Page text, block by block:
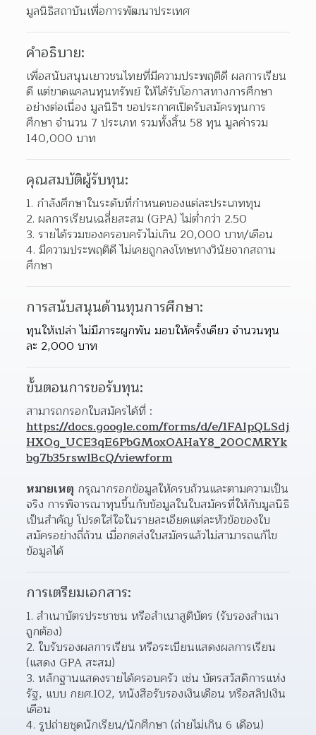
มูลนิธิสถาบันเพื่อการพัฒนาประเทศ
คำอธิบาย:
เพื่อสนับสนุนเยาวชนไทยที่มีความประพฤติดี ผลการเรียน
ดี แต่ขาดแคลนทุนทรัพย์ ให้ได้รับโอกาสทางการศึกษา
อย่างต่อเนื่อง มูลนิธิฯ ขอประกาศเปิดรับสมัครทุนการ
ศึกษา จำนวน 7 ประเภท รวมทั้งสิ้น 58 ทุน มูลค่ารวม
140,000 บาท
คุณสมบัติผู้รับทุน:
1. กำลังศึกษาในระดับที่กำหนดของแต่ละประเภททุน
2. ผลการเรียนเฉลี่ยสะสม (GPA) ไม่ต่ำกว่า 2.50
3. รายได้รวมของครอบครัวไม่เกิน 20,000 บาท/เดือน
4. มีความประพฤติดี ไม่เคยถูกลงโทษทางวินัยจากสถาน
ศึกษา
การสนับสนุนด้านทุนการศึกษา:
ทุนให้เปล่า ไม่มีภาระผูกพัน มอบให้ครั้งเดียว จำนวนทุน
ละ 2,000 บาท
ขั้นตอนการขอรับทุน:
https://docs.google.com/forms/d/e/1FAIpQLSdj
HXOg_UCE3qE6PbGMoxOAHaY8_20OCMRYk
bg7b35rswlBcQ/viewform
หมายเหตุ กรุณากรอกข้อมูลให้ครบถ้วนและตามความเป็น
จริง การพิจารณาทุนขึ้นกับข้อมูลในใบสมัครที่ให้กับมูลนิธิ
เป็นสำคัญ โปรดใส่ใจในรายละเอียดแต่ละหัวข้อของใบ
สมัครอย่างถี่ถ้วน เมื่อกดส่งใบสมัครแล้วไม่สามารถแก้ไข
ข้อมูลได้
การเตรียมเอกสาร:
สำเนาบัตรประชาชน หรือสำเนาสูติบัตร (รับรองสำเนา
ถูกต้อง)
2. ใบรับรองผลการเรียน หรือระเบียนแสดงผลการเรียน
(แสดง GPA สะสม)
3. หลักฐานแสดงรายได้ครอบครัว เช่น บัตรสวัสดิการแห่ง
รัฐ, แบบ กยศ.102, หนังสือรับรองเงินเดือน หรือสลิปเงิน
เดือน
4. รูปถ่ายชุดนักเรียน/นักศึกษา (ถ่ายไม่เกิน 6 เดือน)